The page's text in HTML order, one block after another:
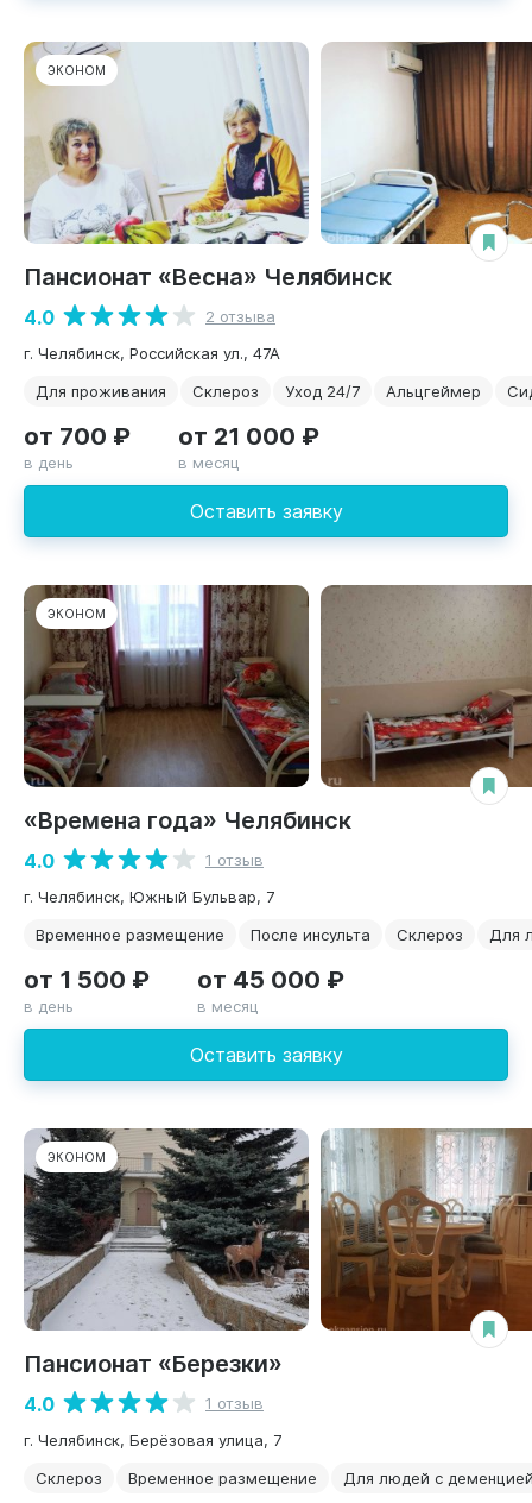
ЭКОНОМ
Пансионат «Весна» Челябинск
4.0
2 отзыва
г. Челябинск, Российская ул., 47А
Для проживания
Склероз Уход 24/7 Альцгеймер
Оставить заявку
от 700 ₽
в день
от 21 000 ₽
в месяц
ЭКОНОМ
«Времена года» Челябинск
4.0
1 отзыв
г. Челябинск, Южный Бульвар, 7
Временное размещение
После инсульта Склероз Для
Оставить заявку
от 1 500 ₽
в день
от 45 000 ₽
в месяц
ЭКОНОМ
Пансионат «Березки»
4.0
1 отзыв
г. Челябинск, Берёзовая улица, 7
Склероз
Временное размещение Для людей с